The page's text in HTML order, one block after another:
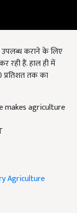
उपलब्ध कराने के लिए
रही हैं. हाल ही में
प्रतिशत तक का
makes agriculture
Agriculture